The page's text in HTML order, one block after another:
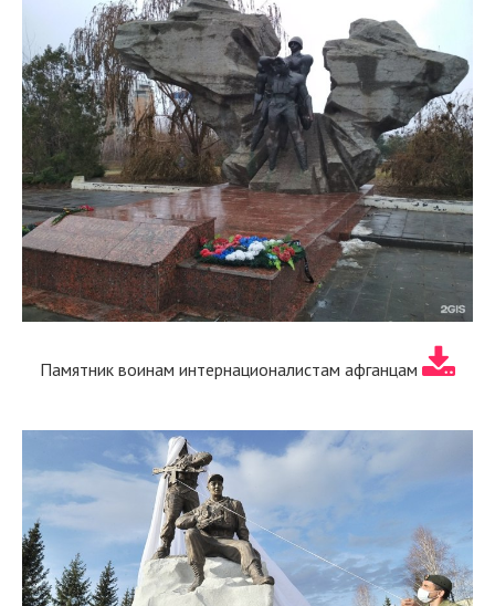
Памятник воинам интернационалистам афганцам